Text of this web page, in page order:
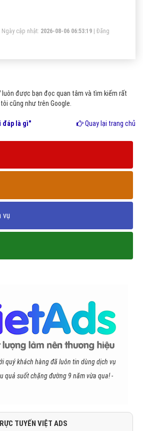
| Ngày cập nhật: 2026-08-06 06:53:19
Đăng
luôn được bạn đọc quan tâm và tìm kiếm rất
cũng như trên Google.
đáp là gì" Quay lại trang chủ
vụ
quý khách hàng đã luôn tin dùng dịch vụ
quả suốt chặng đường 9 năm vừa qua! -
TUYẾN VIỆT ADS